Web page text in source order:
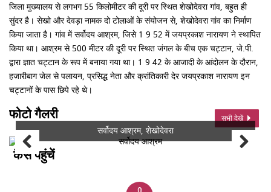
जिला मुख्यालय से लगभग 55 किलोमीटर की दूरी पर स्थित शेखोदेवरा गांव, बहुत ही
सुंदर है। सेखो और देवड़ा नामक दो टोलाओं के संयोजन से, शेखोदेवरा गांव का निर्माण
किया जाता है। गांव में सर्वोदय आश्रम, जिसे 1 9 52 में जयप्रकाश नारायण ने स्थापित
किया था। आश्रम से 500 मीटर की दूरी पर स्थित जंगल के बीच एक चट्टान, जे.पी.
द्वारा ज्ञात चट्टान के रूप में बनाया गया था। 1 9 42 के आजादी के आंदोलन के दौरान,
हजारीबाग जेल से पलायन, प्रसिद्ध नेता और क्रांतिकारी देर जयप्रकाश नारायण इन
चट्टानों के पास छिपे रहे थे।
फोटो गैलरी सभी देखें
सर्वोदय आश्रम, शेखोदेवरा
कैसे पहुंचें